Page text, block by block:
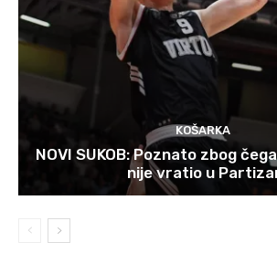
KOŠARKA
NOVI SUKOB: Poznato zbog
nije vratio u